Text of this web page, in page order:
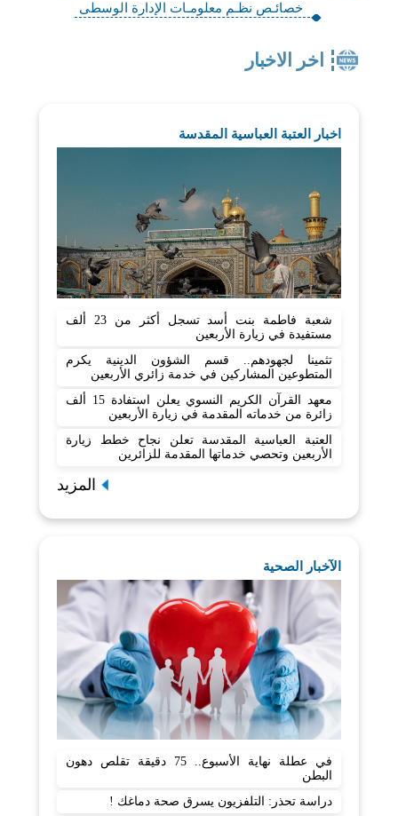
خصائـص نظـم معلومـات الإدارة الوسطى
اخر الاخبار
اخبار العتبة العباسية المقدسة
شعبة فاطمة بنت أسد تسجل أكثر من 23 ألف
مستفيدة في زيارة الأربعين
تثمينا لجهودهم.. قسم الشؤون الدينية يكرم
المتطوعين المشاركين في خدمة زائري الأربعين
معهد القرآن الكريم النسوي يعلن استفادة 15 ألف
زائرة من خدماته المقدمة في زيارة الأربعين
العتبة العباسية المقدسة تعلن نجاح خطط زيارة
الأربعين وتحصي خدماتها المقدمة للزائرين
المزيد
الآخبار الصحية
في عطلة نهاية الأسبوع.. 75 دقيقة تقلص دهون
البطن
دراسة تحذر: التلفزيون يسرق صحة دماغك !